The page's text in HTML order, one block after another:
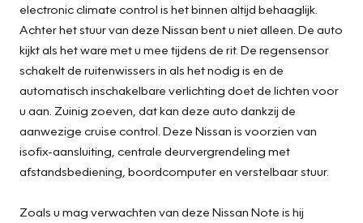
electronic climate control is het binnen altijd behaaglijk.
Achter het stuur van deze Nissan bent u niet alleen. De auto
kijkt als het ware met u mee tijdens de rit. De regensensor
schakelt de ruitenwissers in als het nodig is en de
automatisch inschakelbare verlichting doet de lichten voor
u aan. Zuinig zoeven, dat kan deze auto dankzij de
aanwezige cruise control. Deze Nissan is voorzien van
isofix-aansluiting, centrale deurvergrendeling met
afstandsbediening, boordcomputer en verstelbaar stuur.
Zoals u mag verwachten van deze Nissan Note is hij